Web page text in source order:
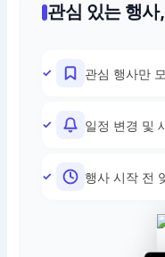
관심 있는 행
관심 행사만
일정 변경 및
행사 시작 전